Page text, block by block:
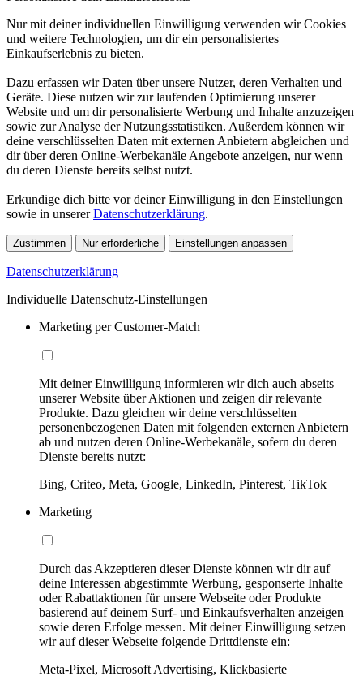
Nur mit deiner individuellen Einwilligung verwenden wir Cookies
und weitere Technologien, um dir ein personalisiertes
Einkaufserlebnis zu bieten.
Dazu erfassen wir Daten über unsere Nutzer, deren Verhalten und
Geräte. Diese nutzen wir zur laufenden Optimierung unserer
Website und um dir personalisierte Werbung und Inhalte anzuzeigen
sowie zur Analyse der Nutzungsstatistiken. Außerdem können wir
deine verschlüsselten Daten mit externen Anbietern abgleichen und
dir über deren Online-Werbekanäle Angebote anzeigen, nur wenn
du deren Dienste bereits selbst nutzt.
Erkundige dich bitte vor deiner Einwilligung in den Einstellungen
sowie in unsererDatenschutzerklärung.
Zustimmen Nur erforderliche Einstellungen anpassen
Datenschutzerklärung
Individuelle Datenschutz-Einstellungen
Marketing per Customer-Match
Mit deiner Einwilligung informieren wir dich auch abseits
unserer Website über Aktionen und zeigen dir relevante
Produkte. Dazu gleichen wir deine verschlüsselten
personenbezogenen Daten mit folgenden externen Anbietern
ab und nutzen deren Online-Werbekanäle, sofern du deren
Dienste bereits nutzt:
Bing, Criteo, Meta, Google, LinkedIn, Pinterest, TikTok
Marketing
Durch das Akzeptieren dieser Dienste können wir dir auf
deine Interessen abgestimmte Werbung, gesponserte Inhalte
oder Rabattaktionen für unsere Webseite oder Produkte
basierend auf deinem Surf- und Einkaufsverhalten anzeigen
sowie deren Erfolge messen. Mit deiner Einwilligung setzen
wir auf dieser Webseite folgende Drittdienste ein:
Meta-Pixel, Microsoft Advertising, Klickbasierte